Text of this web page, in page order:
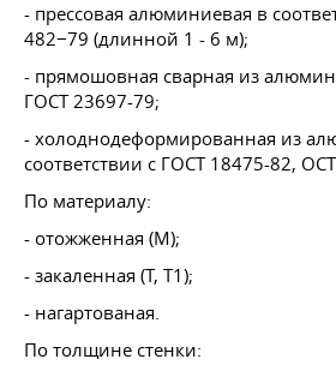
- прессовая алюминиевая в
482−79 (длинной 1 - 6 м);
- прямошовная сварная из
ГОСТ 23697-79;
- холоднодеформированная из
соответствии с ГОСТ 18475-82,
По материалу:
- отожженная (М);
- закаленная (Т, Т1);
- нагартованая.
По толщине стенки: